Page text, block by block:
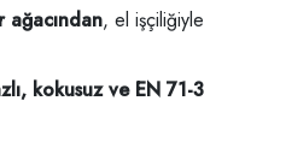
ağacından, el işçiliğiyle
kokusuz ve EN 71-3